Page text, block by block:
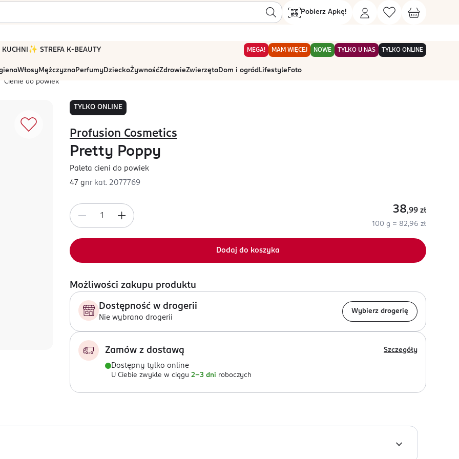
Pobierz Apkę!
KUCHNI ✨ STREFA K-BEAUTY MEGA! MAM WIĘCEJ NOWE TYLKO U NAS TYLKO ONLINE
WłosyMężczyznaPerfumyDzieckoŻywnośćZdrowieZwierzętaDom i ogród Lifestyle Foto
Cienie do powiek
TYLKO ONLINE
Profusion Cosmetics
Pretty Poppy
Paleta cieni do powiek
47 gnr kat. 2077769
38,99 zł
100 g = 82,96 zł
Dodaj do koszyka
Możliwości zakupu produktu
Dostępność w drogerii
Nie wybrano drogerii
Wybierz drogerię
Zamów z dostawą Szczegóły
Dostępny tylko online
U Ciebie zwykle w ciągu 2-3 dni roboczych